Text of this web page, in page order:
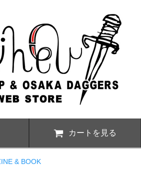
カートを見る
& BOOK